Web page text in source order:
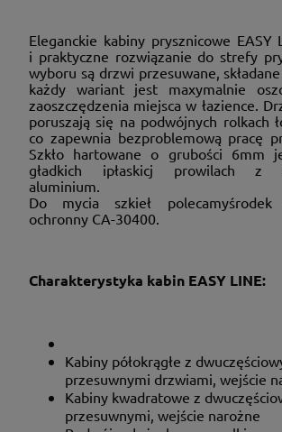
Eleganckie kabiny prysznicowe EASY
i praktyczne rozwiązanie do strefy
wyboru są drzwi przesuwane,
każdy wariant jest maxymalnie
zaoszczędzenia miejsca w łazience.
poruszają się na podwójnych rolkach
co zapewnia bezproblemową pracę
Szkło hartowane o grubości 6mm
gładkich ipłaskicj prowilach z
aluminium.
Do mycia szkieł polecamyśrodek
ochronny CA-30400.
Charakterystyka kabin EASY LINE:
Kabiny półokrągłe z
przesuwnymi drzwiami, wejście
Kabiny kwadratowe z
przesuwnymi, wejście narożne